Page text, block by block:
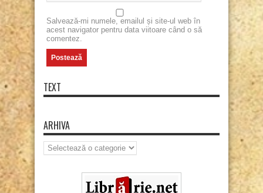
Salvează-mi numele, emailul și site-ul web în
acest navigator pentru data viitoare când o să
comentez.
TEXT
ARHIVA
Arhiva